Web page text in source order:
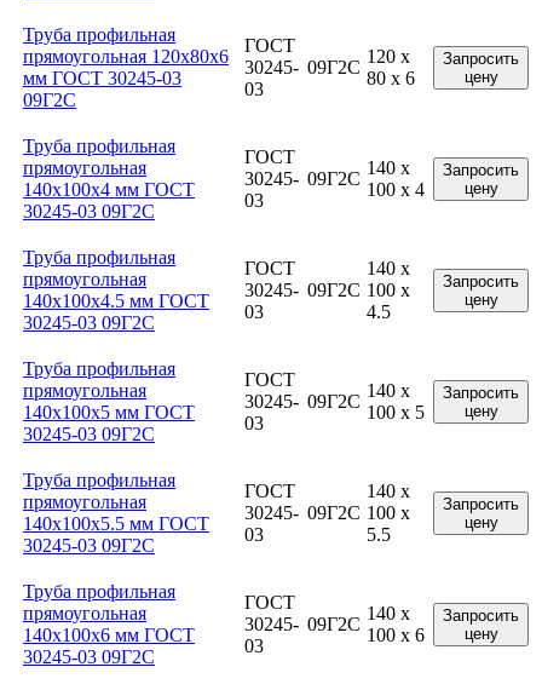
Труба профильная
прямоугольная 120x80x6
мм ГОСТ 30245-03
09Г2С
ГОСТ
30245-
03
09Г2С
120 x
80 x 6
Запросить
цену
Труба профильная
прямоугольная
140x100x4 мм ГОСТ
30245-03 09Г2С
ГОСТ
30245-
03
09Г2С
140 x
100 x 4
Запросить
цену
Труба профильная
прямоугольная
140x100x4.5 мм ГОСТ
30245-03 09Г2С
ГОСТ
30245-
03
09Г2С
140 x
100 x
4.5
Запросить
цену
Труба профильная
прямоугольная
140x100x5 мм ГОСТ
30245-03 09Г2С
ГОСТ
30245-
03
09Г2С
140 x
100 x 5
Запросить
цену
Труба профильная
прямоугольная
140x100x5.5 мм ГОСТ
30245-03 09Г2С
ГОСТ
30245-
03
09Г2С
140 x
100 x
5.5
Запросить
цену
Труба профильная
прямоугольная
140x100x6 мм ГОСТ
30245-03 09Г2С
ГОСТ
30245-
03
09Г2С
140 x
100 x 6
Запросить
цену